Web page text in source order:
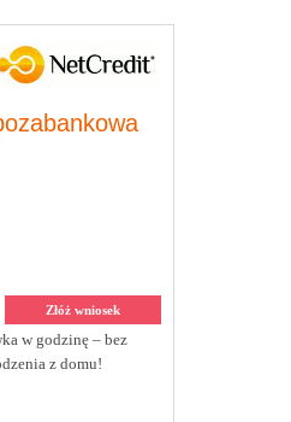
Złóż wniosek
w godzinę – bez
z domu!